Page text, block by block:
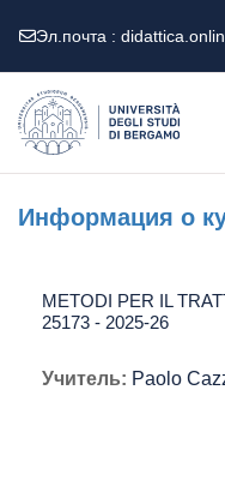
Эл.почта :
Информация о
METODI PER IL
25173 - 2025-26
Учитель: Paolo